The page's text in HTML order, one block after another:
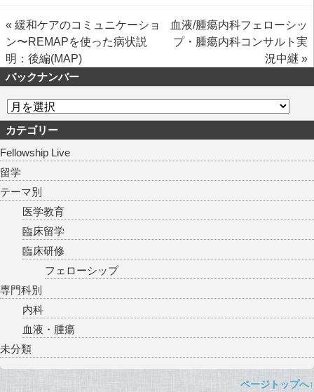
« 緩和ケアのコミュニケーショ
ン〜REMAPを使った病状説
明：後編(MAP)
血液/腫瘍内科フェローシッ
プ・腫瘍内科コンサルト実
況中継 »
バックナンバー
カテゴリー
Fellowship Live
留学
テーマ別
医学教育
臨床留学
臨床研修
フェローシップ
専門科別
内科
血液・腫瘍
未分類
ページトップへ↑